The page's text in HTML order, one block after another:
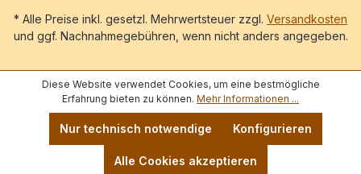
* Alle Preise inkl. gesetzl. Mehrwertsteuer zzgl. Versandkosten
und ggf. Nachnahmegebühren, wenn nicht anders angegeben.
Diese Website verwendet Cookies, um eine bestmögliche
Erfahrung bieten zu können. Mehr Informationen ...
Nur technisch notwendige Konfigurieren
Alle Cookies akzeptieren